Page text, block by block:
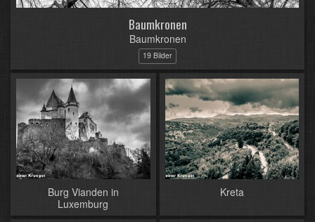
Baumkronen
Baumkronen
19 Bilder
Burg Vianden in
Luxemburg
Kreta